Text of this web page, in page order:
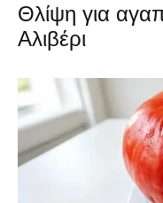
Θλίψη για
Αλιβέρι